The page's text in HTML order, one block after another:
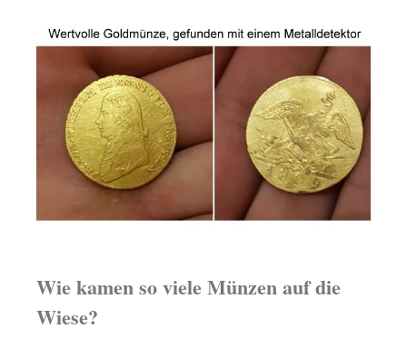
Wie kamen so viele Münzen auf die
Wiese?